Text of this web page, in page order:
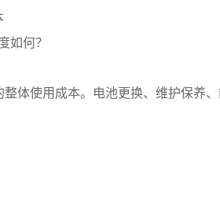
如何？
体使用成本。电池更换、维护保养